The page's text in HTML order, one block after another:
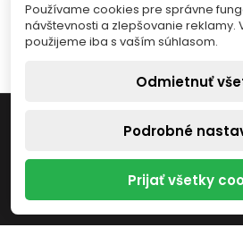
plastových misiek na
váženiecheck_circleBalenie: 5 ks
(priemer 3,8–8...
Skladom
NÁŠ OBCHOD
VÁŠ ÚČET
Používame cookies pre správne
návštevnosti a zlepšovanie reklamy.
použijeme iba s vaším súhlasom.
Odmietnuť
Podrobné
Prijať všetky